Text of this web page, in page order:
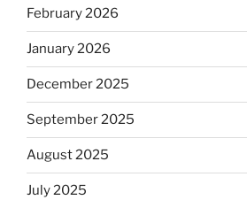
February 2026
January 2026
December 2025
September 2025
August 2025
July 2025